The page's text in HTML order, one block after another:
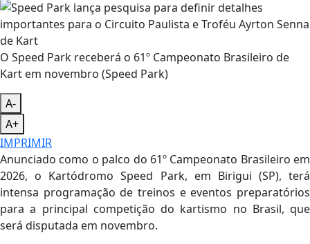
O Speed Park receberá o 61º Campeonato Brasileiro de
Kart em novembro (Speed Park)
A-
A+
IMPRIMIR
Anunciado como o palco do 61º Campeonato Brasileiro em
2026, o Kartódromo Speed Park, em Birigui (SP), terá
intensa programação de treinos e eventos preparatórios
para a principal competição do kartismo no Brasil, que
será disputada em novembro.